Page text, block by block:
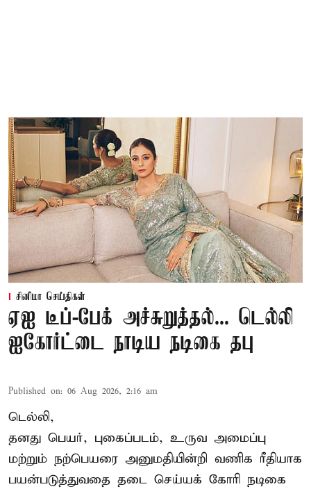
சினிமா செய்திகள்
ஏஐ டீப்-பேக் அச்சுறுத்தல்... டெல்லி
ஐகோர்ட்டை நாடிய நடிகை தபு
Published on: 06 Aug 2026, 2:16 am
டெல்லி,
தனது பெயர், புகைப்படம், உருவ அமைப்பு
மற்றும் நற்பெயரை அனுமதியின்றி வணிக ரீதியாக
பயன்படுத்துவதை தடை செய்யக் கோரி நடிகை